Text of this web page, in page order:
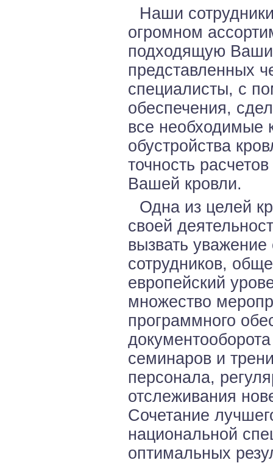
Наши
огромном
подходящую
представленных
специалисты, с
обеспечения,
все необходимые
обустройства
точность
Вашей кровли.
Одна из целей
своей
вызвать
сотрудников,
европейский
множество
программного
семинаров и
персонала,
отслеживания
Сочетание
национальной
оптимальных